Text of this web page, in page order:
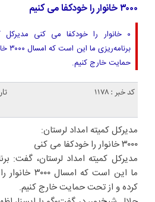
۳۰۰۰ خانوار را خودکفا می کنیم
۰ خانوار را خودکفا می کنی
حمایت خارج کنیم.
کد خبر : 1178
مدیرکل کمیته امداد لرستان:
۳۰۰۰ خانوار را خودکفا می کنی
مدیرکل کمیته امداد لرستان، گفت:
ما این است که امسال
‌کرده و از تحت حمایت خارج کنیم.